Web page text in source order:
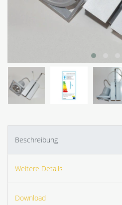
Beschreibung
Weitere Details
Download